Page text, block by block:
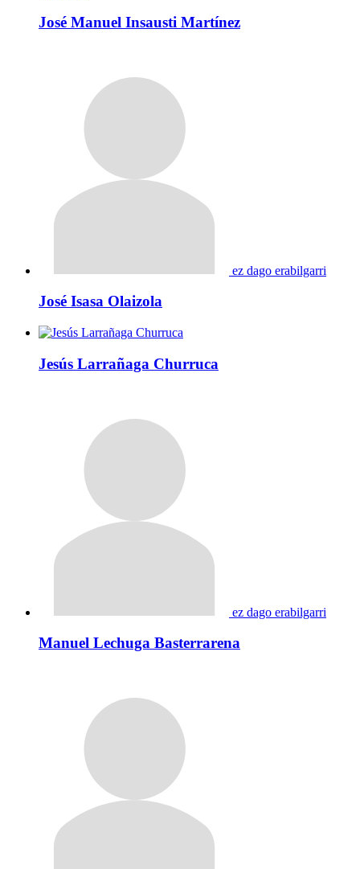
José Manuel Insausti Martínez
ez dago erabilgarri
José Isasa Olaizola
Jesús Larrañaga Churruca
ez dago erabilgarri
Manuel Lechuga Basterrarena